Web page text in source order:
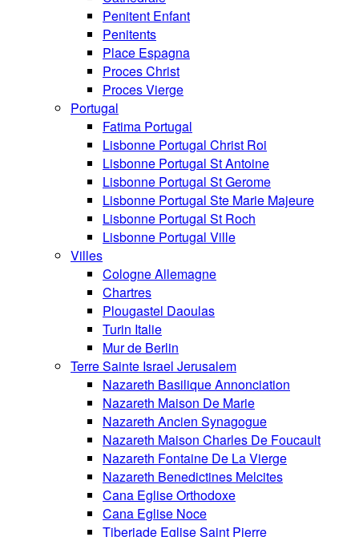
Penitent Enfant
Penitents
Place Espagna
Proces Christ
Proces Vierge
Portugal
Fatima Portugal
Lisbonne Portugal Christ Roi
Lisbonne Portugal St Antoine
Lisbonne Portugal St Gerome
Lisbonne Portugal Ste Marie Majeure
Lisbonne Portugal St Roch
Lisbonne Portugal Ville
Villes
Cologne Allemagne
Chartres
Plougastel Daoulas
Turin Italie
Mur de Berlin
Terre Sainte Israel Jerusalem
Nazareth Basilique Annonciation
Nazareth Maison De Marie
Nazareth Ancien Synagogue
Nazareth Maison Charles De Foucault
Nazareth Fontaine De La Vierge
Nazareth Benedictines Melcites
Cana Eglise Orthodoxe
Cana Eglise Noce
Tiberiade Eglise Saint Pierre